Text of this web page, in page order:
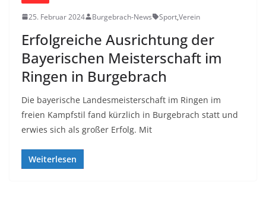
25. Februar 2024 Burgebrach-News Sport,Verein
Erfolgreiche Ausrichtung der
Bayerischen Meisterschaft im
Ringen in Burgebrach
Die bayerische Landesmeisterschaft im Ringen im
freien Kampfstil fand kürzlich in Burgebrach statt und
erwies sich als großer Erfolg. Mit
Weiterlesen